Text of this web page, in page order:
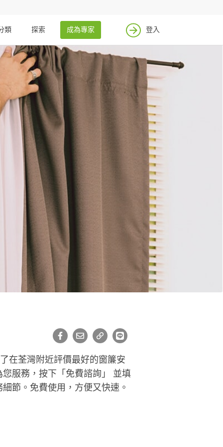
類 探索 成為專家 登入
在荃灣附近評價最好的窗簾安
服務，按下「免費諮詢」 並填
節。免費使用，方便又快速。